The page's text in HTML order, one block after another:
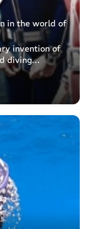
in the world of
invention of
diving
and comfort all